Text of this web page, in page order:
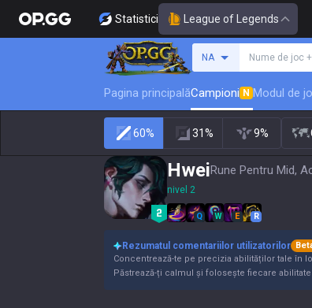
Statistici League of Legends
NA
Caută un
Nume de joc +
Pagina principalăCampioni N Modul de
60% 31% 9%
HweiRune Pentru Mid,
nivel 2
Q W E R
Rezumatul comentariilor utilizatorilor
Concentrează-te pe precizia abilităților tale în
Păstrează-ți calmul și folosește fiecare